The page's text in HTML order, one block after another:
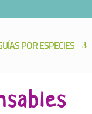
POR ESPECIES